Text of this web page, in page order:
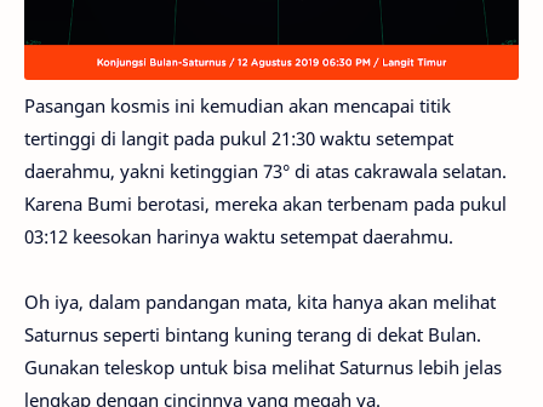
Pasangan kosmis ini kemudian akan mencapai titik
tertinggi di langit pada pukul 21:30 waktu setempat
daerahmu, yakni ketinggian 73° di atas cakrawala selatan.
Karena Bumi berotasi, mereka akan terbenam pada pukul
03:12 keesokan harinya waktu setempat daerahmu.
Oh iya, dalam pandangan mata, kita hanya akan melihat
Saturnus seperti bintang kuning terang di dekat Bulan.
Gunakan teleskop untuk bisa melihat Saturnus lebih jelas
lengkap dengan cincinnya yang megah ya.